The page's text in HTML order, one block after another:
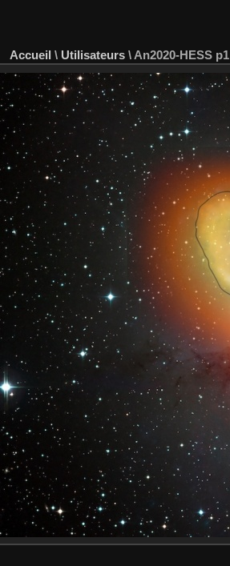
Accueil \ Utilisateurs \ An2020-HESS p1